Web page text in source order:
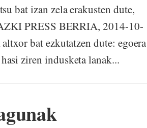
bat izan zela erakusten dute,
PRESS BERRIA, 2014-10-
bat ezkutatzen dute: egoera
ziren indusketa lanak...